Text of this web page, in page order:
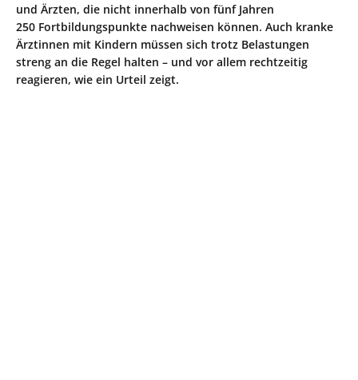
und Ärzten, die nicht innerhalb von fünf Jahren
250 Fortbildungspunkte nachweisen können. Auch kranke
Ärztinnen mit Kindern müssen sich trotz Belastungen
streng an die Regel halten – und vor allem rechtzeitig
reagieren, wie ein Urteil zeigt.